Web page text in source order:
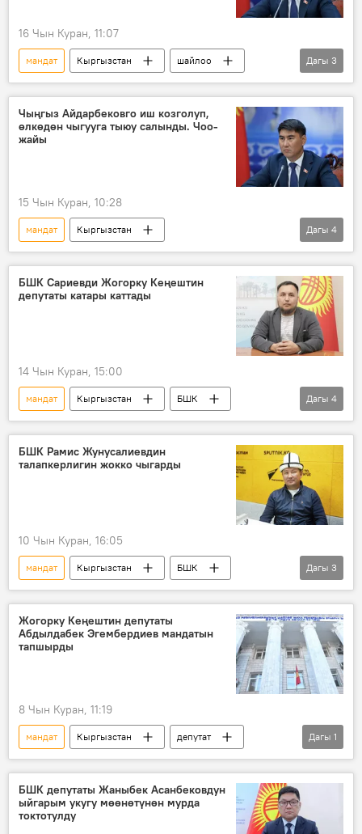
16 Чын Куран, 11:07
мандат Кыргызстан
шайлоо
депутат
арыз талапкер
Дагы 3
Чыңгыз Айдарбековго иш козголуп,
өлкөдөн чыгууга тыюу салынды. Чоо-
жайы
15 Чын Куран, 10:28
мандат
Кыргызстан
Чыңгыз Айдарбеков
БШК
ИИМ
кылмыш
тергөө
Дагы 4
БШК Сариевди Жогорку Кеңештин
депутаты катары каттады
14 Чын Куран, 15:00
мандат Кыргызстан
БШК
шайлоо
депутат
парламент
жыйын
Дагы 4
БШК Рамис Жунусалиевдин
талапкерлигин жокко чыгарды
10 Чын Куран, 16:05
мандат Кыргызстан
БШК
шайлоо
арыз депутат
Дагы 3
Жогорку Кеңештин депутаты
Абдылдабек Эгембердиев мандатын
тапшырды
8 Чын Куран, 11:19
мандат Кыргызстан
депутат
БШК
Дагы 1
БШК депутаты Жаныбек Асанбековдун
ыйгарым укугу мөөнөтүнөн мурда
токтотулду